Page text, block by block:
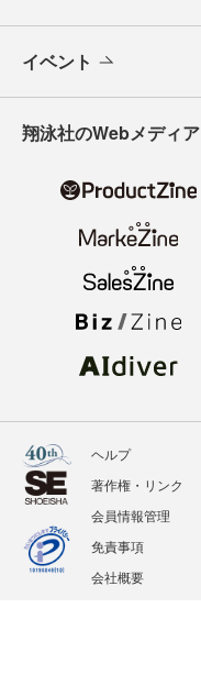
イベント
翔泳社のWebメディア
ヘルプ
著作権・リンク
会員情報管理
免責事項
会社概要